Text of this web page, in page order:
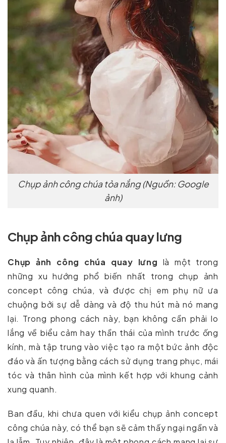
Chụp ảnh công chúa tỏa nắng (Nguồn: Google
ảnh)
Chụp ảnh công chúa quay lưng
Chụp ảnh công chúa quay lưng là một trong
những xu hướng phổ biến nhất trong chụp ảnh
concept công chúa, và được chị em phụ nữ ưa
chuộng bởi sự dễ dàng và độ thu hút mà nó mang
lại. Trong phong cách này, bạn không cần phải lo
lắng về biểu cảm hay thần thái của mình trước ống
kính, mà tập trung vào việc tạo ra một bức ảnh độc
đáo và ấn tượng bằng cách sử dụng trang phục, mái
tóc và thân hình của mình kết hợp với khung cảnh
xung quanh.
Ban đầu, khi chưa quen với kiểu chụp ảnh concept
công chúa này, có thể bạn sẽ cảm thấy ngại ngần và